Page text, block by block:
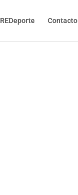
REDeporte Contacto